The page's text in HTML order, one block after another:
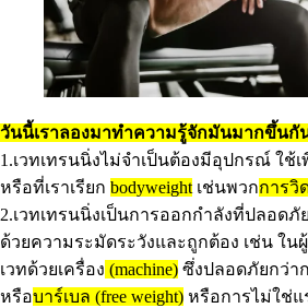
วันนี้เราลองมาทำความรู้จักมันมากขึ้นกั
1.เวทเทรนนิ่งไม่จำเป็นต้องมีอุปกรณ์ ใช้
หรือที่เราเรียก bodyweight เช่นพวกการวิ
2.เวทเทรนนิ่งเป็นการออกกำลังที่ปลอด
ด้วยความระมัดระวังและถูกต้อง เช่น ใน
เวทด้วยเครื่อง (machine) ซึ่งปลอดภัยกว่า
หรือบาร์เบล (free weight) หรือการไม่ใช่แ